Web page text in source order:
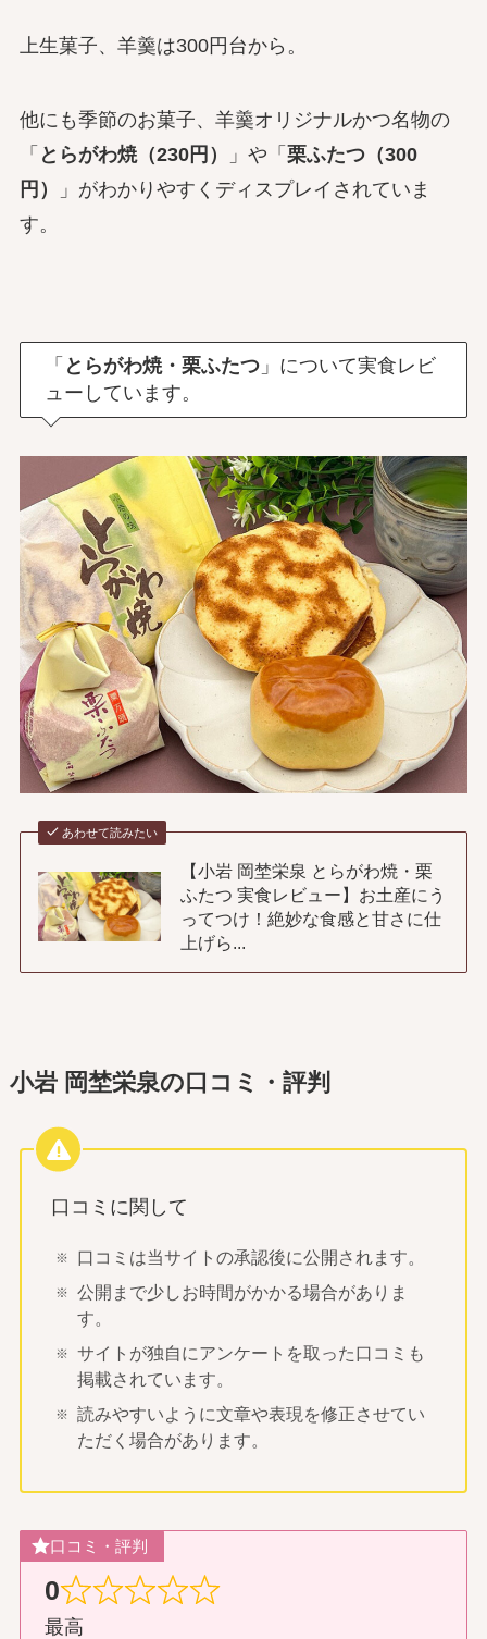
上生菓子、羊羹は300円台から。
他にも季節のお菓子、羊羹オリジナルかつ名物の
「 とらがわ焼（230円） 」や「 栗ふたつ（300
円）
」がわかりやすくディスプレイされていま
す。
「 とらがわ焼・栗ふたつ 」について実食レビ
ューしています。
あわせて読みたい
【小岩 岡埜栄泉 とらがわ焼・栗
ふたつ 実食レビュー】お土産にう
ってつけ！絶妙な食感と甘さに仕
上げら...
小岩 岡埜栄泉の口コミ・評判
口コミに関して
口コミは当サイトの承認後に公開されます。
公開まで少しお時間がかかる場合がありま
す。
サイトが独自にアンケートを取った口コミも
掲載されています。
読みやすいように文章や表現を修正させてい
ただく場合があります。
口コミ・評判
0
最高